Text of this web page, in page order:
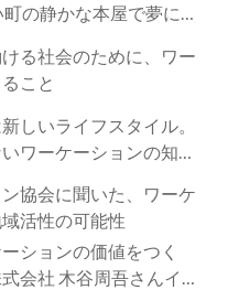
の静かな本屋で夢に近
る社会のために、ワー
こと
しいライフスタイル。
ワーケーションの知ら
協会に聞いた、ワーケ
活性の可能性
ションの価値をつく
会社 木谷周吾さんイン